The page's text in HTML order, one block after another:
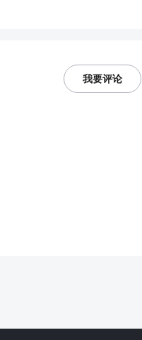
我要评论